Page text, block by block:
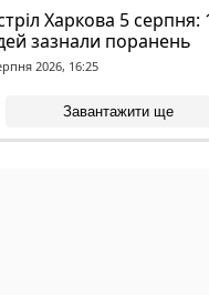
Харкова 5 серпня:
зазнали поранень
2026, 16:25
Завантажити ще